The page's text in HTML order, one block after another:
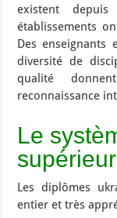
existent
établissements
Des enseignants
diversité de
qualité
reconnaissance
Le
Les diplômes
entier et très